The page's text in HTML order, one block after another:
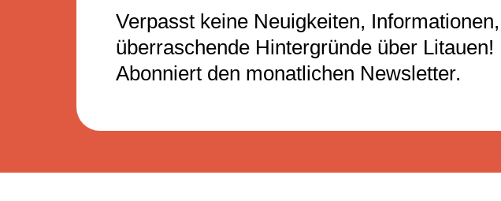
Verpasst keine Neuigkeiten, Informationen,
überraschende Hintergründe über Litauen!
Abonniert den monatlichen Newsletter.